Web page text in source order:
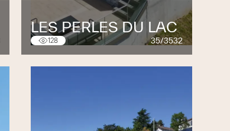
LES PERLES DU LAC
128 35/3532